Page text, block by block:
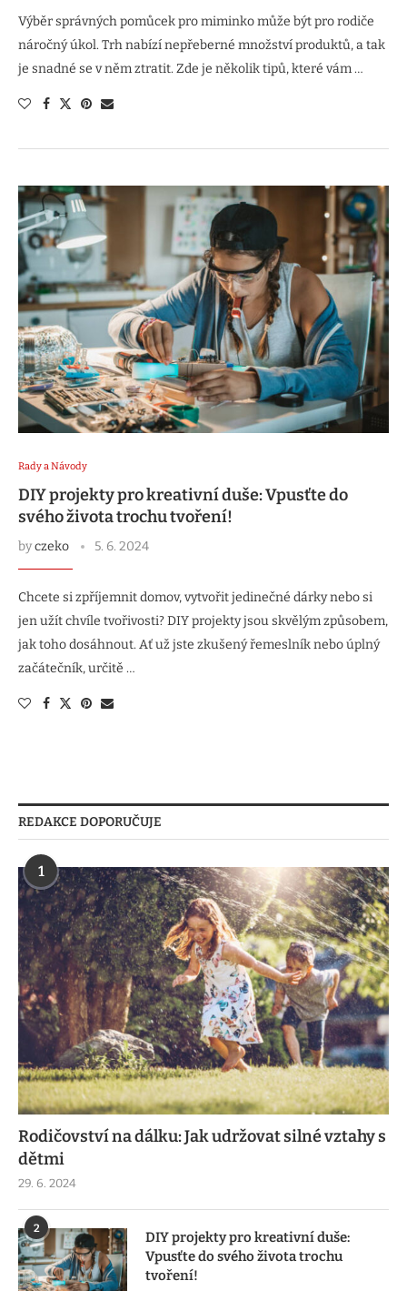
Výběr správných pomůcek pro miminko může být pro rodiče
náročný úkol. Trh nabízí nepřeberné množství produktů, a tak
je snadné se v něm ztratit. Zde je několik tipů, které vám …
Rady a Návody
DIY projekty pro kreativní duše: Vpusťte do
svého života trochu tvoření!
byczeko 5. 6. 2024
Chcete si zpříjemnit domov, vytvořit jedinečné dárky nebo si
jen užít chvíle tvořivosti? DIY projekty jsou skvělým způsobem,
jak toho dosáhnout. Ať už jste zkušený řemeslník nebo úplný
začátečník, určitě …
REDAKCE DOPORUČUJE
1
Rodičovství na dálku: Jak udržovat silné vztahy s
dětmi
29. 6. 2024
2
DIY projekty pro kreativní duše:
Vpusťte do svého života trochu
tvoření!